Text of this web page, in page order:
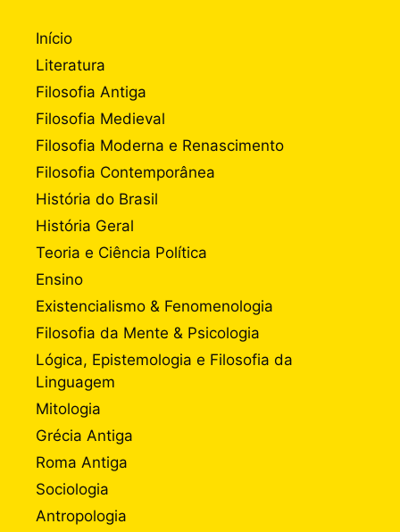
Início
Literatura
Filosofia Antiga
Filosofia Medieval
Filosofia Moderna e Renascimento
Filosofia Contemporânea
História do Brasil
História Geral
Teoria e Ciência Política
Ensino
Existencialismo & Fenomenologia
Filosofia da Mente & Psicologia
Lógica, Epistemologia e Filosofia da
Linguagem
Mitologia
Grécia Antiga
Roma Antiga
Sociologia
Antropologia